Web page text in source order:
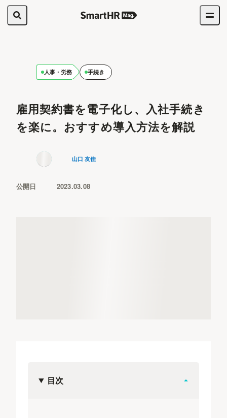
人事・労務 手続き
雇用契約書を電子化し、入社手続き
を楽に。おすすめ導入方法を解説
山口 友佳
公開日 2023.03.08
目次